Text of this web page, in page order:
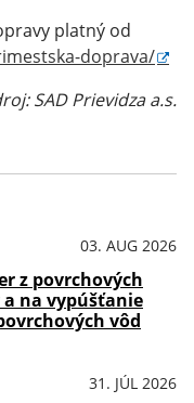
platný od
doprava/
SAD Prievidza a.s.
03. AUG 2026
z povrchových
na vypúšťanie
vôd
31. JÚL 2026